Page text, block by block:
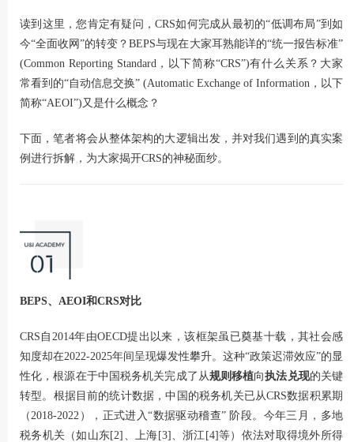
读到这里，您肯定有疑问，CRS如何完成从最初的“低调布局”到如
今“全面收网”的转变？BEPS与现在大家耳熟能详的“统一报告标准”
(Common Reporting Standard，以下简称“CRS”)有什么关系？大家
常看到的“自动信息交换” (Automatic Exchange of Information，以下
简称“AEOI”)又是什么概念？
下面，笔者将会从整体架构的大逻辑出发，并对我们遇到的真实案
例进行拆解，为大家揭开CRS的神秘面纱。
BEPS、AEOI和CRS对比
CRS自2014年由OECD提出以来，该框架虽已奠基十载，其社会感
知度却在2022-2025年间呈现爆发性攀升。这种“政策迟滞效应”的显
性化，根源在于中国税务机关完成了从规则移植向执法兑现的关键
转型。根据目前的统计数据，中国的税务机关已从CRS数据积累期
（2018-2022），正式进入“数据驱动稽查” 阶段。今年三月，多地
税务机关（如山东[2]、上海[3]、浙江[4]等）依法对取得境外所得